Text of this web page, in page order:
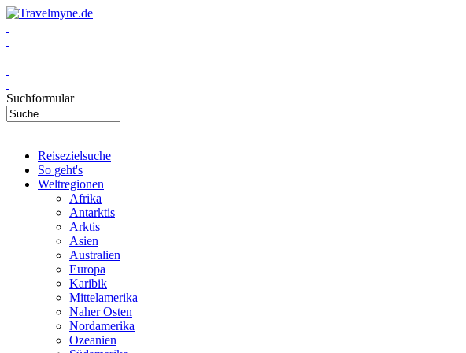
Suchformular
Reisezielsuche
So geht's
Weltregionen
Afrika
Antarktis
Arktis
Asien
Australien
Europa
Karibik
Mittelamerika
Naher Osten
Nordamerika
Ozeanien